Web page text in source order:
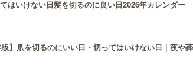
はいけない日髪を切るのに良い日2026年カレンダー
版】爪を切るのにいい日・切ってはいけない日｜夜や